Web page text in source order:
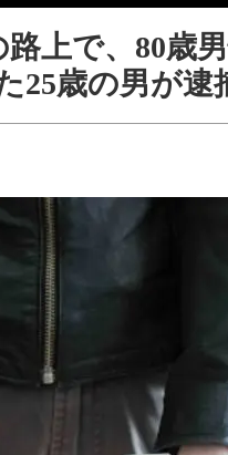
上で、80歳
25歳の男が逮